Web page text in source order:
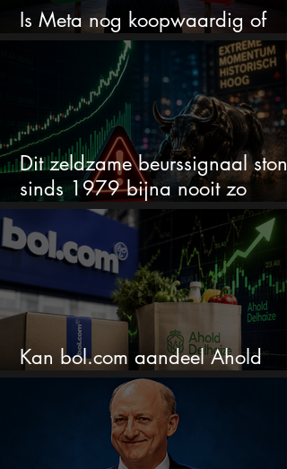
Is Meta nog koopwaardig of
wordt het tijd om te verkopen?
Dit zeldzame beurssignaal stond
sinds 1979 bijna nooit zo
extreem
Kan bol.com aandeel Ahold
nieuw leven inblazen?